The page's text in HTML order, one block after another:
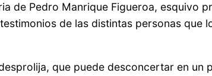
de Pedro Manrique Figueroa, esquivo
de las distintas personas que
que puede desconcertar en